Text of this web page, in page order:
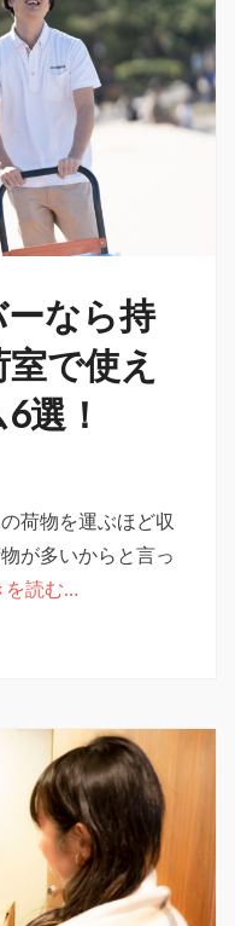
なら持
で使え
選！
荷物を運ぶほど収
が多いからと言っ
を読む…